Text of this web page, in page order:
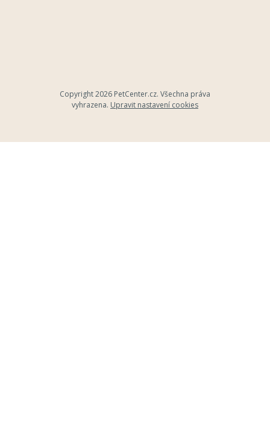
Copyright 2026 PetCenter.cz. Všechna práva
vyhrazena. Upravit nastavení cookies